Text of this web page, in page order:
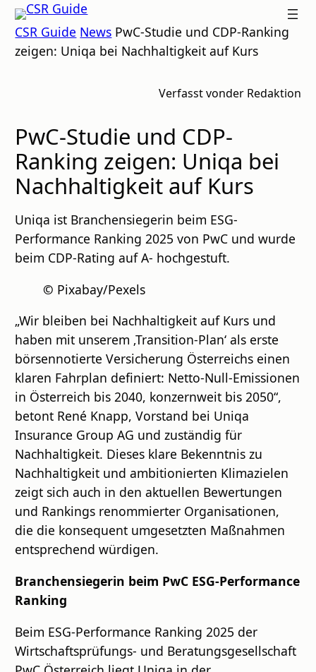
Zum
Inhalt
springen
CSR
GUIDE
CSR Guide News PwC-Studie und CDP-Ranking
zeigen: Uniqa bei Nachhaltigkeit auf Kurs
Verfasst vonder Redaktion
PwC-Studie und CDP-
Ranking zeigen: Uniqa bei
Nachhaltigkeit auf Kurs
Uniqa ist Branchensiegerin beim ESG-
Performance Ranking 2025 von PwC und wurde
beim CDP-Rating auf A- hochgestuft.
© Pixabay/Pexels
„Wir bleiben bei Nachhaltigkeit auf Kurs und
haben mit unserem ‚Transition-Plan‘ als erste
börsennotierte Versicherung Österreichs einen
klaren Fahrplan definiert: Netto-Null-Emissionen
in Österreich bis 2040, konzernweit bis 2050“,
betont René Knapp, Vorstand bei Uniqa
Insurance Group AG und zuständig für
Nachhaltigkeit. Dieses klare Bekenntnis zu
Nachhaltigkeit und ambitionierten Klimazielen
zeigt sich auch in den aktuellen Bewertungen
und Rankings renommierter Organisationen,
die die konsequent umgesetzten Maßnahmen
entsprechend würdigen.
Branchensiegerin beim PwC ESG-Performance
Ranking
Beim ESG-Performance Ranking 2025 der
Wirtschaftsprüfungs- und Beratungsgesellschaft